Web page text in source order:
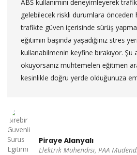
ABS kullanımını deneyimleyerek
gelebilecek riskli durumlara önceden
trafikte güven içerisinde sürüş
eğitimin başında yaşadığınız stres
kullanabilmenin keyfine bırakıyor.
okuyorsanız muhtemelen eğitmen
kesinlikle doğru yerde olduğunuza
Piraye Alanyalı
Elektrik Mühendisi, PAA